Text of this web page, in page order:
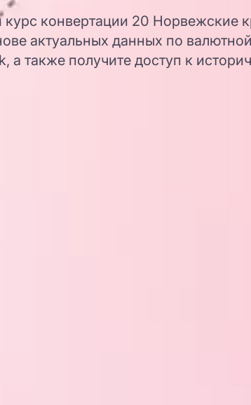
курс конвертации 20 Норвежские
актуальных данных по
а также получите доступ к